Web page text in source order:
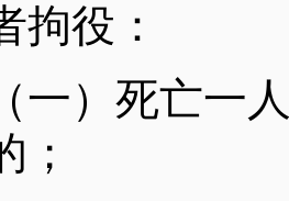
拘役：
）死亡一人
；